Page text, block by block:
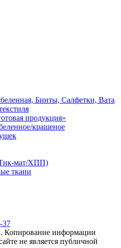
Бинты, Салфетки, Вата
продукция»
крашеное
мат/ХПП)
ткани
37
Копирование информации
не является публичной